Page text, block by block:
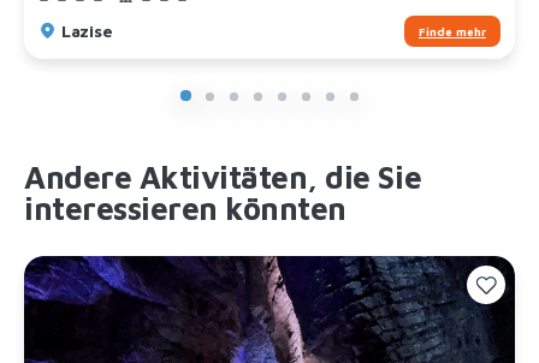
Lazise Finde mehr
Andere Aktivitäten, die Sie
interessieren könnten